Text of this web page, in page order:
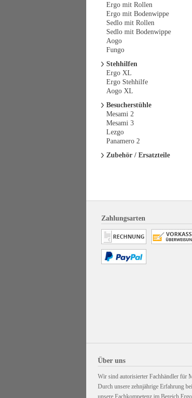
Ergo mit Rollen
Ergo mit Bodenwippe
Sedlo mit Rollen
Sedlo mit Bodenwippe
Aogo
Fungo
Stehhilfen
Ergo XL
Ergo Stehhilfe
Aogo XL
Besucherstühle
Mesami 2
Mesami 3
Lezgo
Panamero 2
Zubehör / Ersatzteile
Zahlungsarten
Über uns
Wir sind autorisierter Fachhändler für
Durch unsere zehnjährige Erfahrung
unsere Fachkompetenz im Bereich